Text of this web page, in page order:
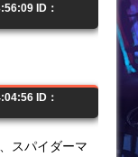
ID：
ID：
スパイダーマ